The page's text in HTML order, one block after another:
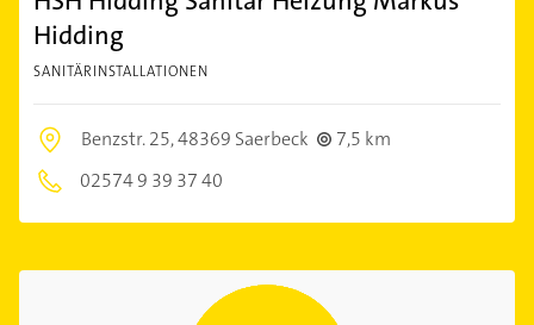
Hidding
SANITÄRINSTALLATIONEN
Benzstr. 25,48369 Saerbeck
7,5 km
02574 9 39 37 40